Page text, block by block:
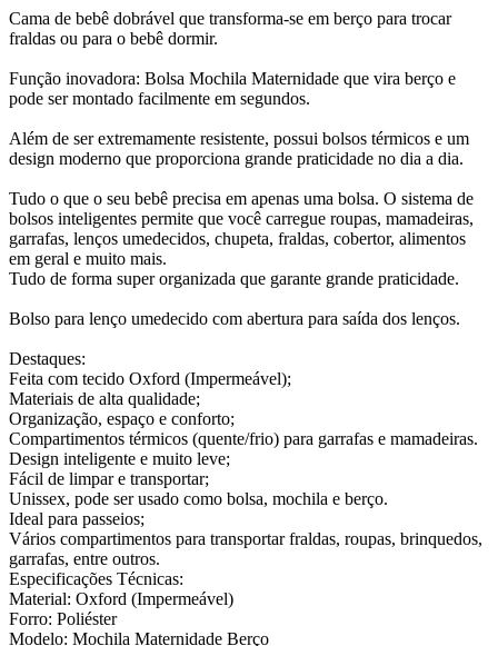
Cama de bebê dobrável que transforma-se em berço para trocar
fraldas ou para o bebê dormir.
Função inovadora: Bolsa Mochila Maternidade que vira berço e
pode ser montado facilmente em segundos.
Além de ser extremamente resistente, possui bolsos térmicos e um
design moderno que proporciona grande praticidade no dia a dia.
Tudo o que o seu bebê precisa em apenas uma bolsa. O sistema de
bolsos inteligentes permite que você carregue roupas, mamadeiras,
garrafas, lenços umedecidos, chupeta, fraldas, cobertor, alimentos
em geral e muito mais.
Tudo de forma super organizada que garante grande praticidade.
Bolso para lenço umedecido com abertura para saída dos lenços.
Destaques:
Feita com tecido Oxford (Impermeável);
Materiais de alta qualidade;
Organização, espaço e conforto;
Compartimentos térmicos (quente/frio) para garrafas e mamadeiras.
Design inteligente e muito leve;
Fácil de limpar e transportar;
Unissex, pode ser usado como bolsa, mochila e berço.
Ideal para passeios;
Vários compartimentos para transportar fraldas, roupas, brinquedos,
garrafas, entre outros.
Especificações Técnicas:
Material: Oxford (Impermeável)
Forro: Poliéster
Modelo: Mochila Maternidade Berço